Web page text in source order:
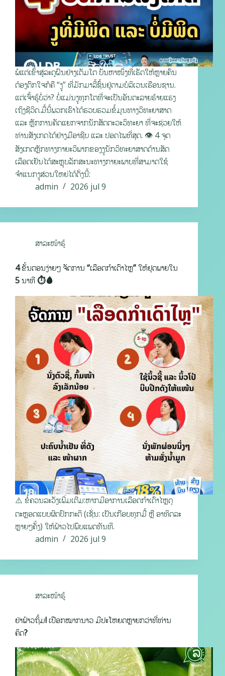
ພໍແຕ່ເຂົ້າສູ່ລະດູຝົນຢ່າງເຕັມໂຕ ບັນຫາໜຶ່ງທີ່ເຮັດໃຫ້ຫຼາຍຄົນ
ຕ້ອງຕົກໃຈກໍຄື “ງູ” ທີ່ມັກມາລີ້ຊົ້ນຢູ່ຕາມບໍລິເວນເຮືອນຊານ.
ແຕ່ເຈົ້າຮູ້ບໍ່ວ່າ? ບໍ່ແມ່ນງູທຸກໂຕທີ່ຈະເປັນອັນຕະລາຍຮ້າຍແຮງ
ເຖິງຊີວິດ.ມື້ນີ້ພວກເຮົາໄດ້ຮວບຮວມຂໍ້ມູນທາງວິທະຍາສາດ
ແລະ ຫຼັກການຄັດແຍກຈາກນັກສັດຕະວະວິທະຍາ ທີ່ຈະຊ່ວຍໃຫ້
ທ່ານສັງເກດໄດ້ຢ່າງມືອາຊີບ ແລະ ປອດໄພທີ່ສຸດ. 👁️ 4 ຈຸດ
ສັງເກດຫຼັກທາງກາຍະວິພາກຂອງງູນັກວິທະຍາສາດດ້ານສັດ
ເລືອດເຢັນໄດ້ສະຫຼຸບລັກສະນະທາງກາຍະພາບທີ່ສາມາດໃຊ້
ຈຳແນກງູສ່ວນໃຫຍ່ໄດ້ດັ່ງນີ້:
admin
2026 jul 9
ສາລະໜ້າຮູ້
4 ຂັ້ນຕອນງ່າຍໆ ຈັດການ “ເລືອດກຳເດົາໄຫຼ” ໃຫ້ຢຸດພາຍໃນ
5 ນາທີ ⏱️🩸
⚠️ ຂໍ້ຄວນລະວັງເພີ່ມເຕີມ:ຫາກມີອາການເລືອດກຳເດົາໄຫຼດຸ
ຕະຫຼອດແບບຜິດປົກກະຕິ (ເຊັ່ນ: ເປັນເກືອບທຸກມື້ ຫຼື ອາທິດລະ
ຫຼາຍໆຄັ້ງ) ໃຫ້ຟ້າວໄປພົບແພດທັນທີ.
admin
2026 jul 9
ສາລະໜ້າຮູ້
ຢ່າຟ້າວຖິ້ມ! ເປືອກໝາກນາວ ມີປະໂຫຍດຫຼາຍກວ່າທີ່ທ່ານ
ຄິດ?